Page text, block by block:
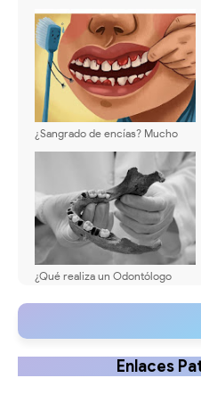
¿Sangrado de encías? Mucho
¿Qué realiza un Odontólogo
Enlaces